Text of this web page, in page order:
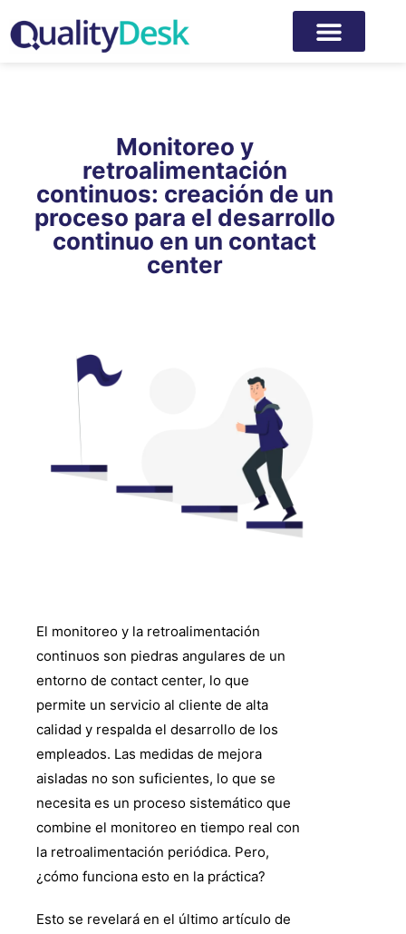
Monitoreo y
retroalimentación
continuos: creación de un
proceso para el desarrollo
continuo en un contact
center
El monitoreo y la retroalimentación
continuos son piedras angulares de un
entorno de contact center, lo que
permite un servicio al cliente de alta
calidad y respalda el desarrollo de los
empleados. Las medidas de mejora
aisladas no son suficientes, lo que se
necesita es un proceso sistemático que
combine el monitoreo en tiempo real con
la retroalimentación periódica. Pero,
¿cómo funciona esto en la práctica?
Esto se revelará en el último artículo de